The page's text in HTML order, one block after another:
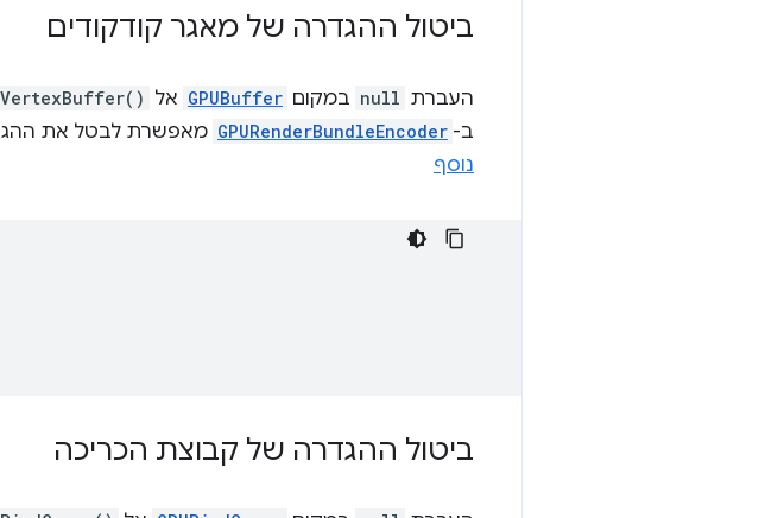
ביטול ההגדרה של מאגר קודקודים
העברת null במקום GPUBuffer אל
ב- GPURenderBundleEncoder מאפשרת לבטל את
נוסף
ביטול ההגדרה של קבוצת הכריכה